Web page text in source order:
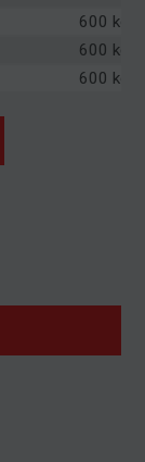
600 kg
600 kg
600 kg